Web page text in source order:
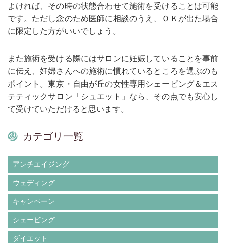
よければ、その時の状態合わせて施術を受けることは可能
です。ただし念のため医師に相談のうえ、ＯＫが出た場合
に限定した方がいいでしょう。
また施術を受ける際にはサロンに妊娠していることを事前
に伝え、妊婦さんへの施術に慣れているところを選ぶのも
ポイント。東京・自由が丘の女性専用シェービング＆エス
テティックサロン「シュエット」なら、その点でも安心し
て受けていただけると思います。
カテゴリ一覧
アンチエイジング
ウェディング
キャンペーン
シェービング
ダイエット